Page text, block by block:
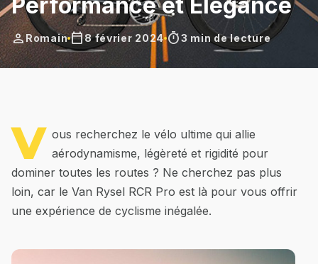
personRomain calendar_today8 février 2024 timer3 min de lecture
V ous recherchez le vélo ultime qui allie
aérodynamisme, légèreté et rigidité pour
dominer toutes les routes ? Ne cherchez pas plus
loin, car le Van Rysel RCR Pro est là pour vous offrir
une expérience de cyclisme inégalée.